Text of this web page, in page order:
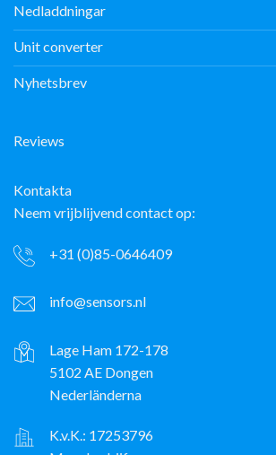
Nedladdningar
Unit converter
Nyhetsbrev
Reviews
Kontakta
Neem vrijblijvend contact op:
+31 (0)85-0646409
info@sensors.nl
Lage Ham 172-178
5102 AE Dongen
Nederländerna
K.v.K.: 17253796